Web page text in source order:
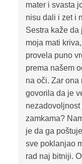
mater i svasta
nisu dali i zet i
Sestra kaže
moja mati
provela puno
prema našem
na oči. Zar
govorila da je
zamkama?
je da ga
sve poklanjao
rad naj bitniji.